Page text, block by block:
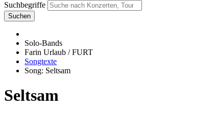
Suchbegriffe
Suchen
Solo-Bands
Farin Urlaub / FURT
Songtexte
Song: Seltsam
Seltsam